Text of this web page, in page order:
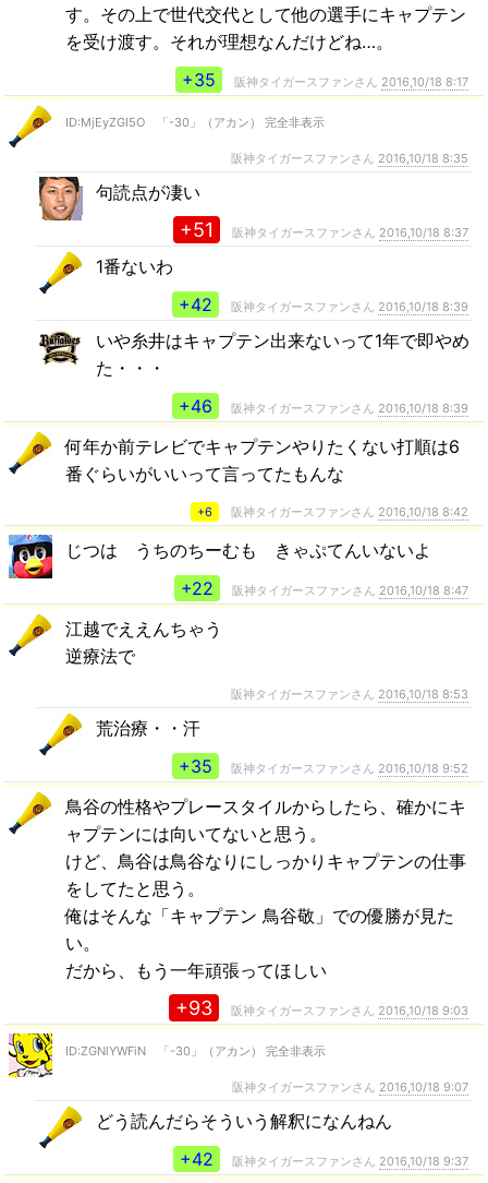
す。その上で世代交代として他の選手にキャプテン
を受け渡す。それが理想なんだけどね…。
+35
阪神タイガースファンさん 2016,10/18 8:17
ID:MjEyZGI5O 「-30」（アカン） 完全非表示
阪神タイガースファンさん 2016,10/18 8:35
句読点が凄い
+51 阪神タイガースファンさん 2016,10/18 8:37
1番ないわ
+42
阪神タイガースファンさん 2016,10/18 8:39
いや糸井はキャプテン出来ないって1年で即やめ
た・・・
+46
阪神タイガースファンさん 2016,10/18 8:39
何年か前テレビでキャプテンやりたくない打順は6
番ぐらいがいいって言ってたもんな
+6 阪神タイガースファンさん 2016,10/18 8:42
じつは うちのちーむも きゃぷてんいないよ
+22
阪神タイガースファンさん 2016,10/18 8:47
江越でええんちゃう
逆療法で
阪神タイガースファンさん 2016,10/18 8:53
荒治療・・汗
+35
阪神タイガースファンさん 2016,10/18 9:52
鳥谷の性格やプレースタイルからしたら、確かにキ
ャプテンには向いてないと思う。
けど、鳥谷は鳥谷なりにしっかりキャプテンの仕事
をしてたと思う。
俺はそんな「キャプテン 鳥谷敬」での優勝が見た
い。
だから、もう一年頑張ってほしい
+93 阪神タイガースファンさん 2016,10/18 9:03
ID:ZGNlYWFiN 「-30」（アカン） 完全非表示
阪神タイガースファンさん 2016,10/18 9:07
どう読んだらそういう解釈になんねん
+42
阪神タイガースファンさん 2016,10/18 9:37